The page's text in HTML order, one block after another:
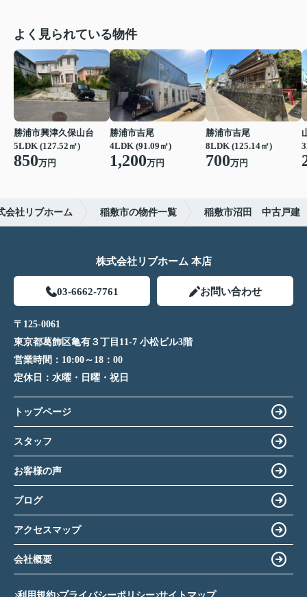
よく見られている物件
勝浦市興津久保山台
5LDK (127.52㎡)
850万円
勝浦市吉尾
4LDK (91.09㎡)
1,200万円
勝浦市吉尾
8LDK (125.14㎡)
700万円
会社リブホーム 稲敷市の物件一覧 稲敷市沼田 中古戸建
株式会社リブホーム 本店
03-6662-7761 お問い合わせ
〒125-0061
東京都葛飾区亀有３丁目11-7 小松ビル3階
営業時間： 10:00～18：00
定休日： 水曜・日曜・祝日
トップページ
スタッフ
お客様の声
ブログ
アクセスマップ
会社概要